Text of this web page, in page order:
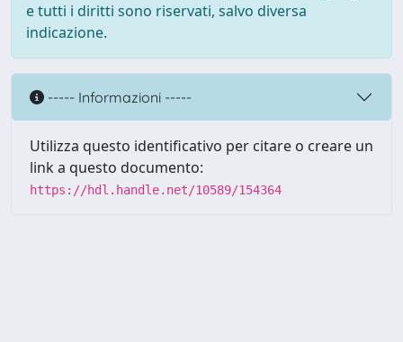
e tutti i diritti sono riservati, salvo diversa
indicazione.
----- Informazioni -----
Utilizza questo identificativo per citare o creare un
link a questo documento:
https://hdl.handle.net/10589/154364